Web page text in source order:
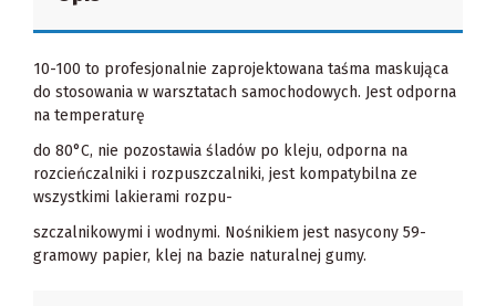
10-100 to profesjonalnie zaprojektowana taśma maskująca
do stosowania w warsztatach samochodowych. Jest odporna
na temperaturę
do 80°C, nie pozostawia śladów po kleju, odporna na
rozcieńczalniki i rozpuszczalniki, jest kompatybilna ze
wszystkimi lakierami rozpu-
szczalnikowymi i wodnymi. Nośnikiem jest nasycony 59-
gramowy papier, klej na bazie naturalnej gumy.